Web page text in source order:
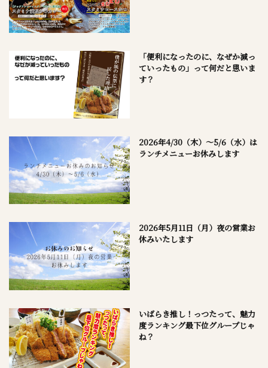
「便利になったのに、なぜか減っ
ていったもの」って何だと思いま
す？
2026年4/30（木）～5/6（水）は
ランチメニューお休みします
2026年5月11日（月）夜の営業お
休みいたします
いばらき推し！っつたって、魅力
度ランキング最下位グループじゃ
ね？